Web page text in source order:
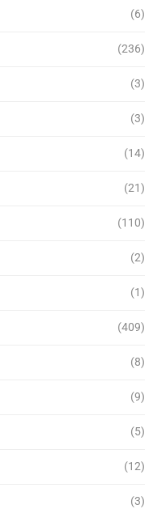
(6)
(236)
(3)
(3)
(14)
(21)
(110)
(2)
(1)
(409)
(8)
(9)
(5)
(12)
(3)